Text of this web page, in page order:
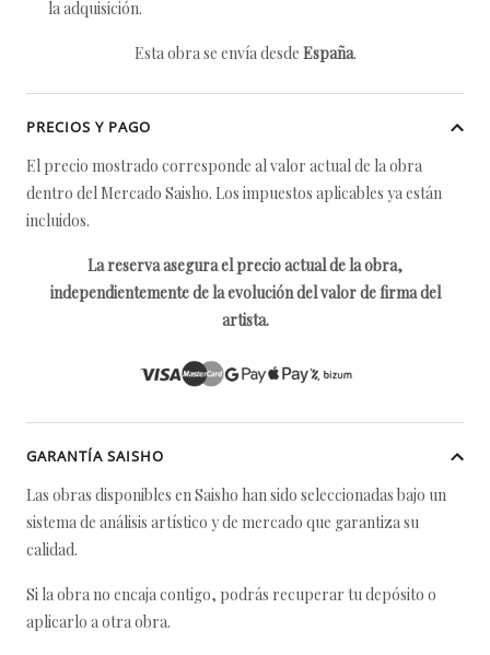
la adquisición.
Esta obra se envía desde España.
PRECIOS Y PAGO
El precio mostrado corresponde al valor actual de la obra
dentro del Mercado Saisho. Los impuestos aplicables ya están
incluidos.
La reserva asegura el precio actual de la obra,
independientemente de la evolución del valor de firma del
artista.
GARANTÍA SAISHO
Las obras disponibles en Saisho han sido seleccionadas bajo un
sistema de análisis artístico y de mercado que garantiza su
calidad.
Si la obra no encaja contigo, podrás recuperar tu depósito o
aplicarlo a otra obra.